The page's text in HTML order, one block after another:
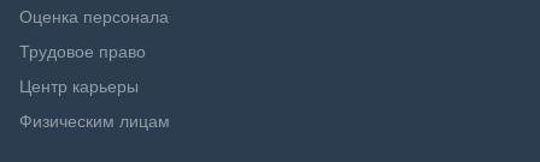
Оценка персонала
Трудовое право
Центр карьеры
Физическим лицам